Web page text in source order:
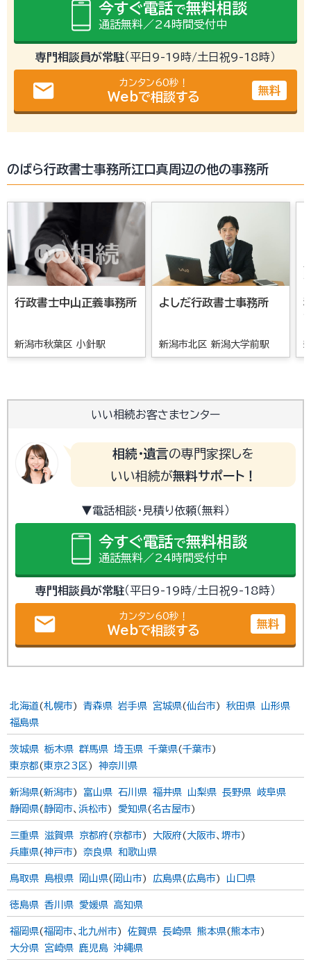
今すぐ電話で無料相談
通話無料／24時間受付中
専門相談員が常駐（平日9-19時/土日祝9-18時）
email カンタン60秒！
Webで相談する 無料
のばら行政書士事務所江口真周辺の他の事務所
行政書士中山正義事務所
新潟市秋葉区 小針駅
よしだ行政書士事務所
新潟市北区 新潟大学前駅
いい相続お客さまセンター
相続・遺言の専門家探しを
いい相続が無料サポート！
▼電話相談・見積り依頼（無料）
今すぐ電話で無料相談
通話無料／24時間受付中
専門相談員が常駐（平日9-19時/土日祝9-18時）
email カンタン60秒！
Webで相談する 無料
北海道(札幌市) 青森県 岩手県 宮城県(仙台市) 秋田県
山形県
福島県
茨城県 栃木県 群馬県 埼玉県 千葉県(千葉市)
東京都( 東京23区 ) 神奈川県
新潟県(新潟市) 富山県 石川県 福井県 山梨県 長野県
岐阜県
静岡県(静岡市、 浜松市) 愛知県(名古屋市)
三重県 滋賀県 京都府( 京都市) 大阪府( 大阪市、 堺市)
兵庫県(神戸市) 奈良県 和歌山県
鳥取県 島根県 岡山県( 岡山市) 広島県( 広島市) 山口県
徳島県 香川県 愛媛県 高知県
福岡県(福岡市、 北九州市) 佐賀県 長崎県 熊本県(熊本市)
大分県
宮崎県 鹿児島 沖縄県